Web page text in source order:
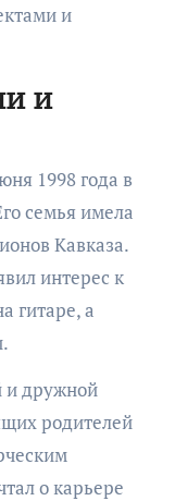
и
и
1998 года в
семья имела
Кавказа.
интерес к
гитаре, а
и дружной
родителей
о карьере